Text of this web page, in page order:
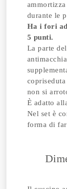
durante le
Ha i fori
5 punti.
La parte
non si
È adatto
Nel set è
forma di